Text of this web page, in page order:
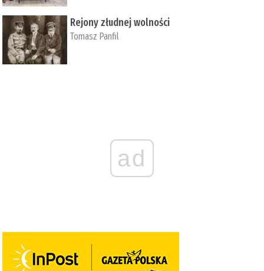
Rejony złudnej wolności
Tomasz Panfil
ad